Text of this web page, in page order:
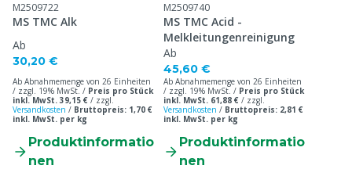
M2509722
MS TMC Alk
Ab
30,20 €
Ab Abnahmemenge von 26 Einheiten
/ zzgl. 19% MwSt. / Preis pro Stück
inkl. MwSt. 39,15 € / zzgl.
Versandkosten / Bruttopreis: 1,70 €
inkl. MwSt. per kg
Produktinformatio
nen
M2509740
MS TMC Acid -
Melkleitungenreinigung
Ab
45,60 €
Ab Abnahmemenge von 26 Einheiten
/ zzgl. 19% MwSt. / Preis pro Stück
inkl. MwSt. 61,88 € / zzgl.
Versandkosten / Bruttopreis: 2,81 €
inkl. MwSt. per kg
Produktinformatio
nen